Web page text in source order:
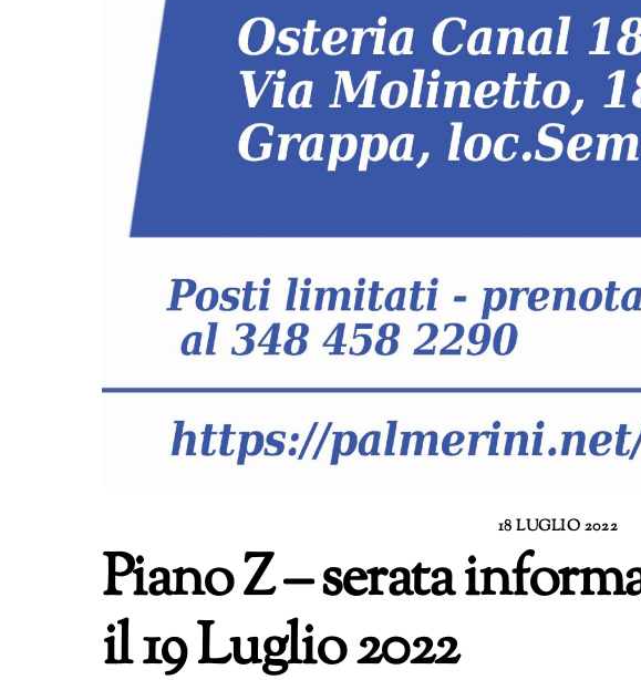
18 LUGLIO 2022
Piano Z – serata
il 19 Luglio 2022